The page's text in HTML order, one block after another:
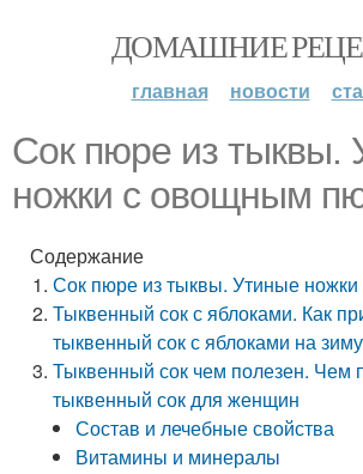
ДОМАШНИЕ
главная новости
Сок пюре из тыквы.
ножки с овощным
Содержание
Сок пюре из тыквы. Утиные
Тыквенный сок с яблоками. Как
тыквенный сок с яблоками на зиму
Тыквенный сок чем полезен. Чем
тыквенный сок для женщин
Состав и лечебные свойства
Витамины и минералы